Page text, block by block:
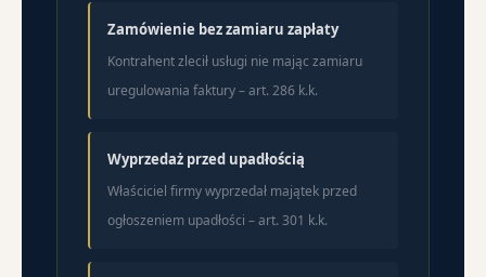
Zamówienie bez zamiaru zapłaty
Kontrahent zlecił usługi nie mając zamiaru
uregulowania faktury – art. 286 k.k.
Wyprzedaż przed upadłością
Właściciel firmy wyprzedał majątek przed
ogłoszeniem upadłości – art. 301 k.k.